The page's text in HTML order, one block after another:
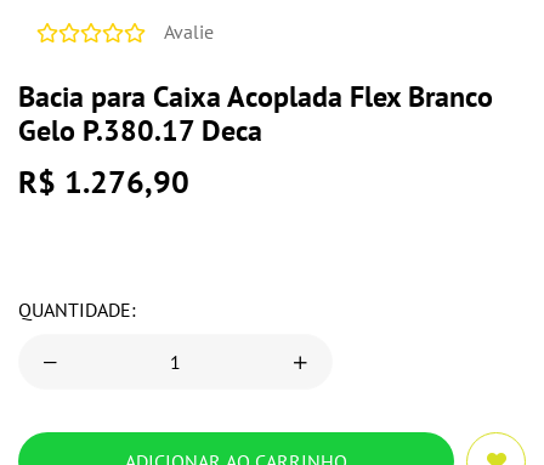
Avalie
Bacia para Caixa Acoplada Flex Branco
Gelo P.380.17 Deca
R$ 1.276,90
QUANTIDADE: